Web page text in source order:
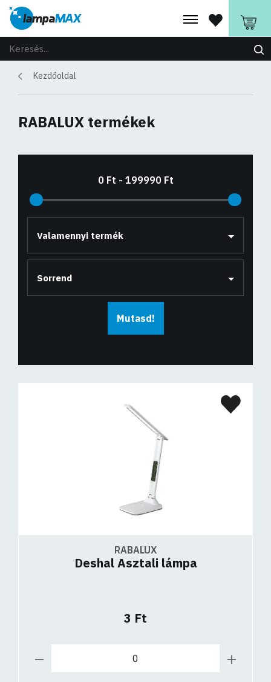
Kezdőoldal
RABALUX termékek
Valamennyi termék
Sorrend
Mutasd!
RABALUX
Deshal Asztali lámpa
3 Ft